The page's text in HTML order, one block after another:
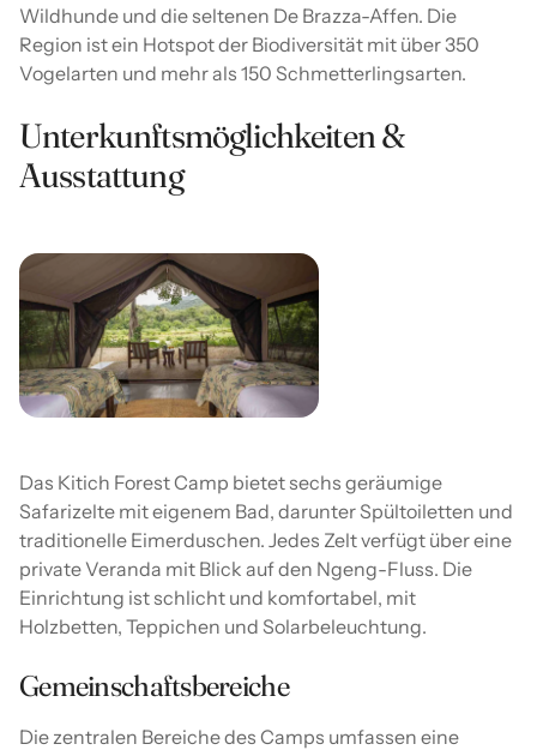
Wildhunde und die seltenen De Brazza-Affen. Die
Region ist ein Hotspot der Biodiversität mit über 350
Vogelarten und mehr als 150 Schmetterlingsarten.
Unterkunftsmöglichkeiten &
Ausstattung
Das Kitich Forest Camp bietet sechs geräumige
Safarizelte mit eigenem Bad, darunter Spültoiletten und
traditionelle Eimerduschen. Jedes Zelt verfügt über eine
private Veranda mit Blick auf den Ngeng-Fluss. Die
Einrichtung ist schlicht und komfortabel, mit
Holzbetten, Teppichen und Solarbeleuchtung.
Gemeinschaftsbereiche
Die zentralen Bereiche des Camps umfassen eine